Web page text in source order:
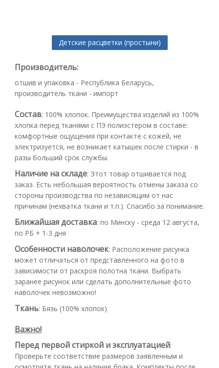
Детские расцветки (простыни)
Производитель:
отшив и упаковка - Республика Беларусь,
производитель ткани - импорт
Состав: 100% хлопок. Преимущества изделий из 100%
хлопка перед тканями с ПЭ полиэстером в составе:
комфортные ощущения при контакте с кожей, не
электризуется, не возникает катышек после стирки - в
разы больший срок службы.
Наличие на складе: Этот товар отшивается под
заказ. Есть небольшая вероятность отмены заказа со
стороны производства по независящим от нас
причинам (нехватка ткани и т.п.). Спасибо за понимание.
Ближайшая доставка: по Минску - среда 12 августа,
по РБ + 1-3 дня
Особенности наволочек: Расположение рисунка
может отличаться от представленного на фото в
зависимости от раскроя полотна ткани. Выбрать
заранее рисунок или сделать дополнительные фото
наволочек невозможно!
Ткань: Бязь (100% хлопок)
Важно!
Перед первой стиркой и эксплуатацией:
Проверьте соответствие размеров заявленным и